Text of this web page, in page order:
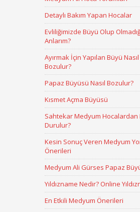
Detaylı Bakım Yapan Hocalar
Evliliğimizde Büyü Olup
Anlarım?
Ayırmak İçin Yapılan Büyü Nasıl
Bozulur?
Papaz Büyüsü Nasıl Bozulur?
Kısmet Açma Büyüsü
Sahtekar Medyum Hocalardan
Durulur?
Kesin Sonuç Veren Medyum
Önerileri
Medyum Ali Gürses Papaz
Yıldızname Nedir? Online
En Etkili Medyum Önerileri